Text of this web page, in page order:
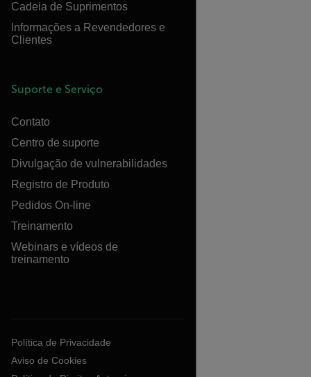
Cadeia de Suprimentos
Informações a Revendedores e
Clientes
Suporte e Serviço
Contato
Centro de suporte
Divulgação de vulnerabilidades
Registro de Produto
Pedidos On-line
Treinamento
Webinars e vídeos de
treinamento
Política de Privacidade
Aviso de Cookies